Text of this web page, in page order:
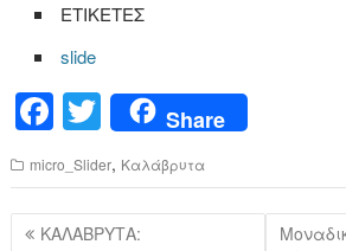
ΕΤΙΚΕΤΕΣ
slide
F
a
c
e
T
wi
tt
er
Share
micro_Slider, Καλάβρυτα
Πλοήγηση
ΚΑΛΑΒΡΥΤΑ: